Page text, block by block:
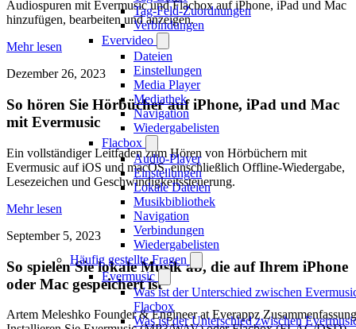
Tag-Feld-Zuordnungen
Verbindungen
Evervideo
Dateien
Einstellungen
Media Player
Mediathek
Navigation
Wiedergabelisten
Flacbox
Audio-Player
Einstellungen
Lokale Dateien
Musikbibliothek
Navigation
Verbindungen
Wiedergabelisten
Häufig gestellte Fragen
Evermusic
Was ist der Unterschied zwischen
Flacbox
Was ist der Unterschied zwischen
Audiospuren mit Evermusic und Flacbox auf iPhone, iPad und Mac
hinzufügen, bearbeiten und anzeigen.
Mehr lesen
Dezember 26, 2023
So hören Sie Hörbücher auf iPhone, iPad und Mac
mit Evermusic
Ein vollständiger Leitfaden zum Hören von Hörbüchern mit
Evermusic auf iOS und macOS, einschließlich Offline-Wiedergabe,
Lesezeichen und Geschwindigkeitssteuerung.
Mehr lesen
September 5, 2023
So spielen Sie lokale Musik ab, die auf Ihrem iPhone
oder Mac gespeichert ist
Artem Meleshko Founder & Engineer at Everappz